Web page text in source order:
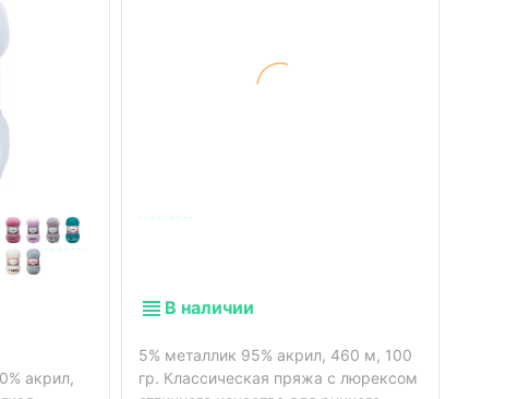
акрил,
В наличии
5% металлик 95% акрил, 460 м, 100
гр. Классическая пряжа с люрексом